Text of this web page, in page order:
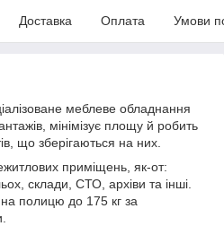
Доставка Оплата Умови
меблеве обладнання
мінімізує площу й робить
що зберігаються на них.
приміщень, як-от:
склади, СТО, архіви та інші.
полицю до 175 кг за